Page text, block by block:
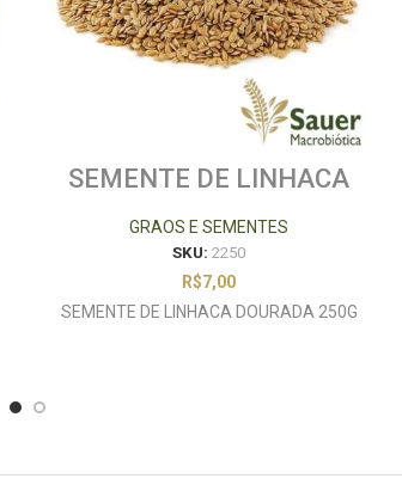
SEMENTE DE LINHACA
GRAOS E SEMENTES
SKU: 2250
R$7,00
SEMENTE DE LINHACA DOURADA 250G